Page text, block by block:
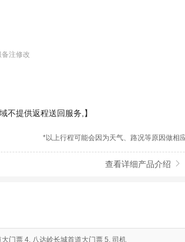
注修改
不提供返程送回服务,】
*以上行程可能会因为天气、路况等原因做相
查看详细产品介绍 
门票 4. 八达岭长城首道大门票 5. 司机